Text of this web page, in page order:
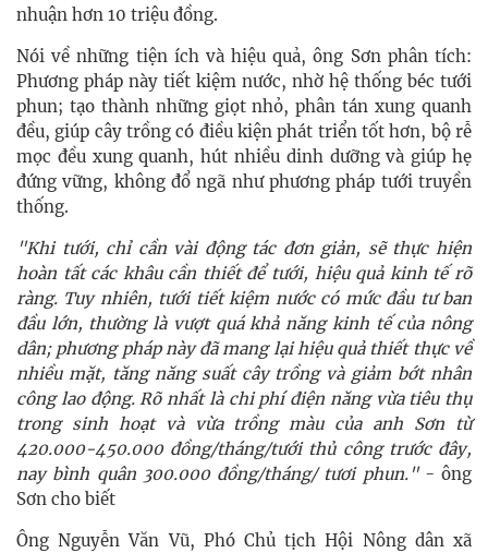
nhuận hơn 10 triệu đồng.
Nói về những tiện ích và hiệu quả, ông Sơn phân tích:
Phương pháp này tiết kiệm nước, nhờ hệ thống béc tưới
phun; tạo thành những giọt nhỏ, phân tán xung quanh
đều, giúp cây trồng có điều kiện phát triển tốt hơn, bộ rễ
mọc đều xung quanh, hút nhiều dinh dưỡng và giúp hẹ
đứng vững, không đổ ngã như phương pháp tưới truyền
thống.
"Khi tưới, chỉ cần vài động tác đơn giản, sẽ thực hiện
hoàn tất các khâu cần thiết để tưới, hiệu quả kinh tế rõ
ràng. Tuy nhiên, tưới tiết kiệm nước có mức đầu tư ban
đầu lớn, thường là vượt quá khả năng kinh tế của nông
dân; phương pháp này đã mang lại hiệu quả thiết thực về
nhiều mặt, tăng năng suất cây trồng và giảm bớt nhân
công lao động. Rõ nhất là chi phí điện năng vừa tiêu thụ
trong sinh hoạt và vừa trồng màu của anh Sơn từ
420.000-450.000 đồng/tháng/tưới thủ công trước đây,
nay bình quân 300.000 đồng/tháng/ tươi phun."- ông
Sơn cho biết
Ông Nguyễn Văn Vũ, Phó Chủ tịch Hội Nông dân xã